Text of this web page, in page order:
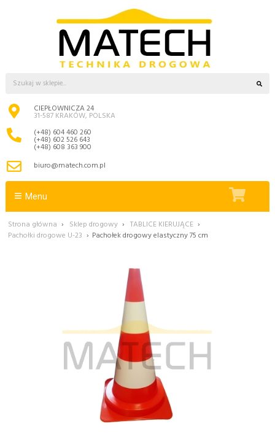
CIEPŁOWNICZA 24
31-587 KRAKÓW, POLSKA
(+48) 604 460 260
(+48) 602 526 643
(+48) 608 363 900
biuro@matech.com.pl
Menu
Strona główna › Sklep drogowy › TABLICE KIERUJĄCE ›
Pachołki drogowe U-23 › Pachołek drogowy elastyczny 75 cm